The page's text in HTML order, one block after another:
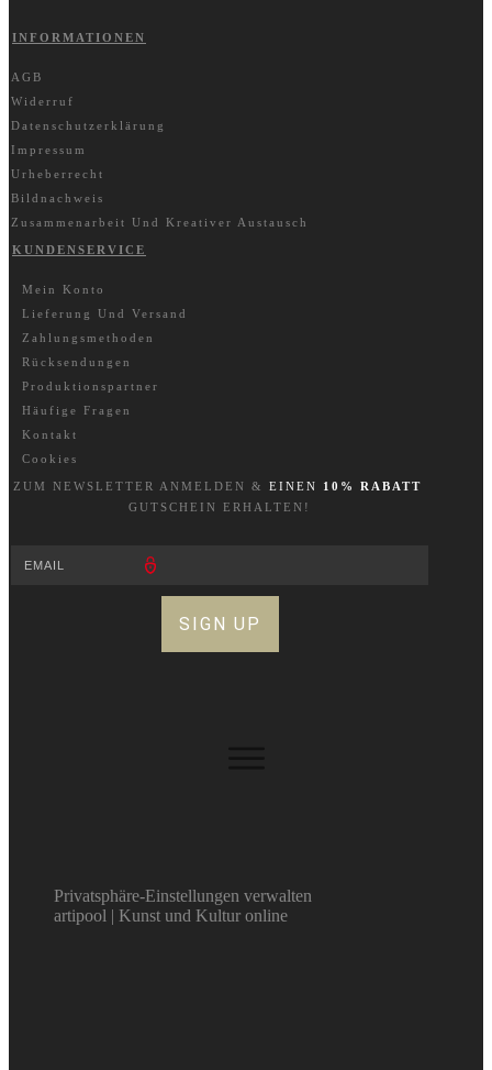
INFORMATIONEN
AGB
Widerruf
Datenschutzerklärung
Impressum
Urheberrecht
Bildnachweis
Zusammenarbeit Und Kreativer Austausch
KUNDENSERVICE
Mein Konto
Lieferung Und Versand
Zahlungsmethoden
Rücksendungen
Produktionspartner
Häufige Fragen
Kontakt
Cookies
ZUM NEWSLETTER A NM ELDEN & EINEN
10% RABATT
GUTSCHEIN ERHALTEN!
SIGN UP
Privatsphäre-Einstellungen verwalten
artipool | Kunst und Kultur online